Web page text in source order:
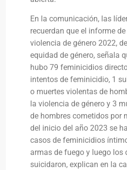
En la comunicación, las
recuerdan que el informe
violencia de género 2022,
equidad de género, señala
hubo 79 feminicidios
intentos de feminicidio, 1
o muertes violentas de
la violencia de género y 3
de hombres cometidos por
del inicio del año 2023 se
casos de feminicidios
armas de fuego y luego los
suicidaron, explican en la